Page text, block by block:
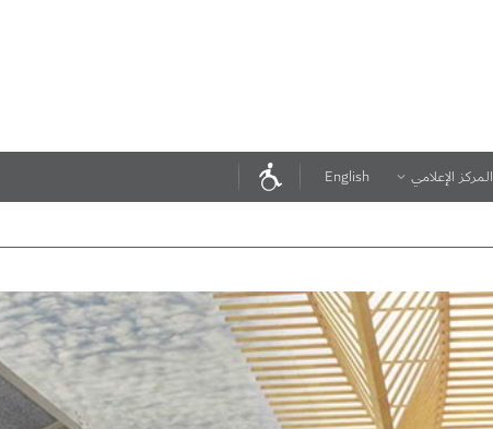
المركز الإعلامي
English